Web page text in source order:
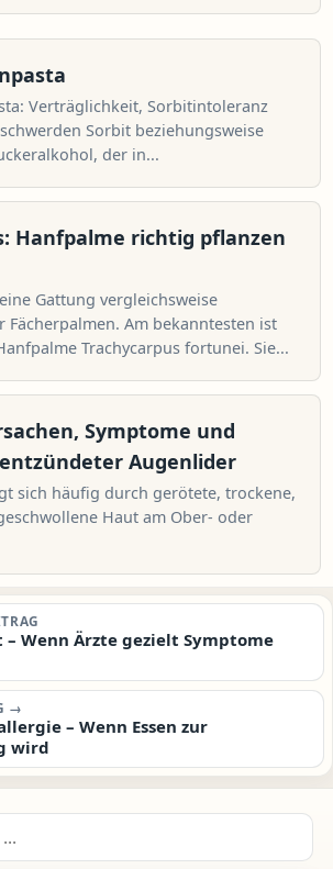
Verträglichkeit, Sorbitintoleranz
Sorbit beziehungsweise
der in...
Hanfpalme richtig pflanzen
Gattung vergleichsweise
Fächerpalmen. Am bekanntesten ist
Trachycarpus fortunei. Sie...
Symptome und
Augenlider
sich häufig durch gerötete, trockene,
Haut am Ober- oder
Wenn Ärzte gezielt Symptome
→
– Wenn Essen zur
wird